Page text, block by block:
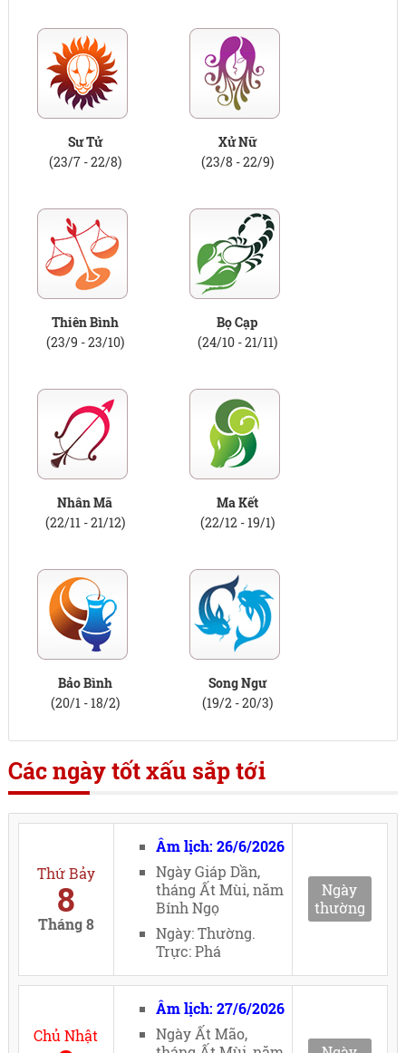
Sư Tử
(23/7 - 22/8)
Xử Nữ
(23/8 - 22/9)
Thiên Bình
(23/9 - 23/10)
Bọ Cạp
(24/10 - 21/11)
Nhân Mã
(22/11 - 21/12)
Ma Kết
(22/12 - 19/1)
Bảo Bình
(20/1 - 18/2)
Song Ngư
(19/2 - 20/3)
Các ngày tốt xấu sắp tới
Thứ Bảy
8
Tháng 8
Âm lịch: 26/6/2026
Ngày Giáp Dần,
tháng Ất Mùi, năm
Bính Ngọ
Ngày: Thường.
Trực: Phá
Ngày
thường
Chủ Nhật
Âm lịch: 27/6/2026
Ngày Ất Mão,